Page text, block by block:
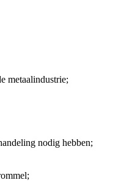
metaalindustrie;
nodig hebben;